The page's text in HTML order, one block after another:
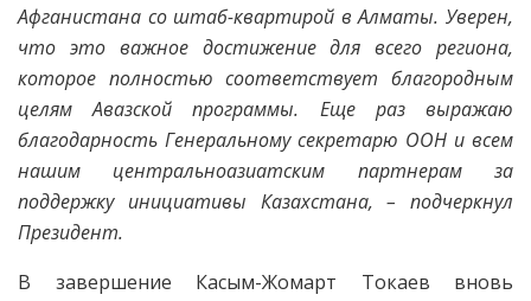
Афганистана со штаб-квартирой в Алматы. Уверен,
что это важное достижение для всего региона,
которое полностью соответствует благородным
целям Авазской программы. Еще раз выражаю
благодарность Генеральному секретарю ООН и всем
нашим центральноазиатским партнерам за
поддержку инициативы Казахстана, – подчеркнул
Президент.
В завершение Касым-Жомарт Токаев вновь